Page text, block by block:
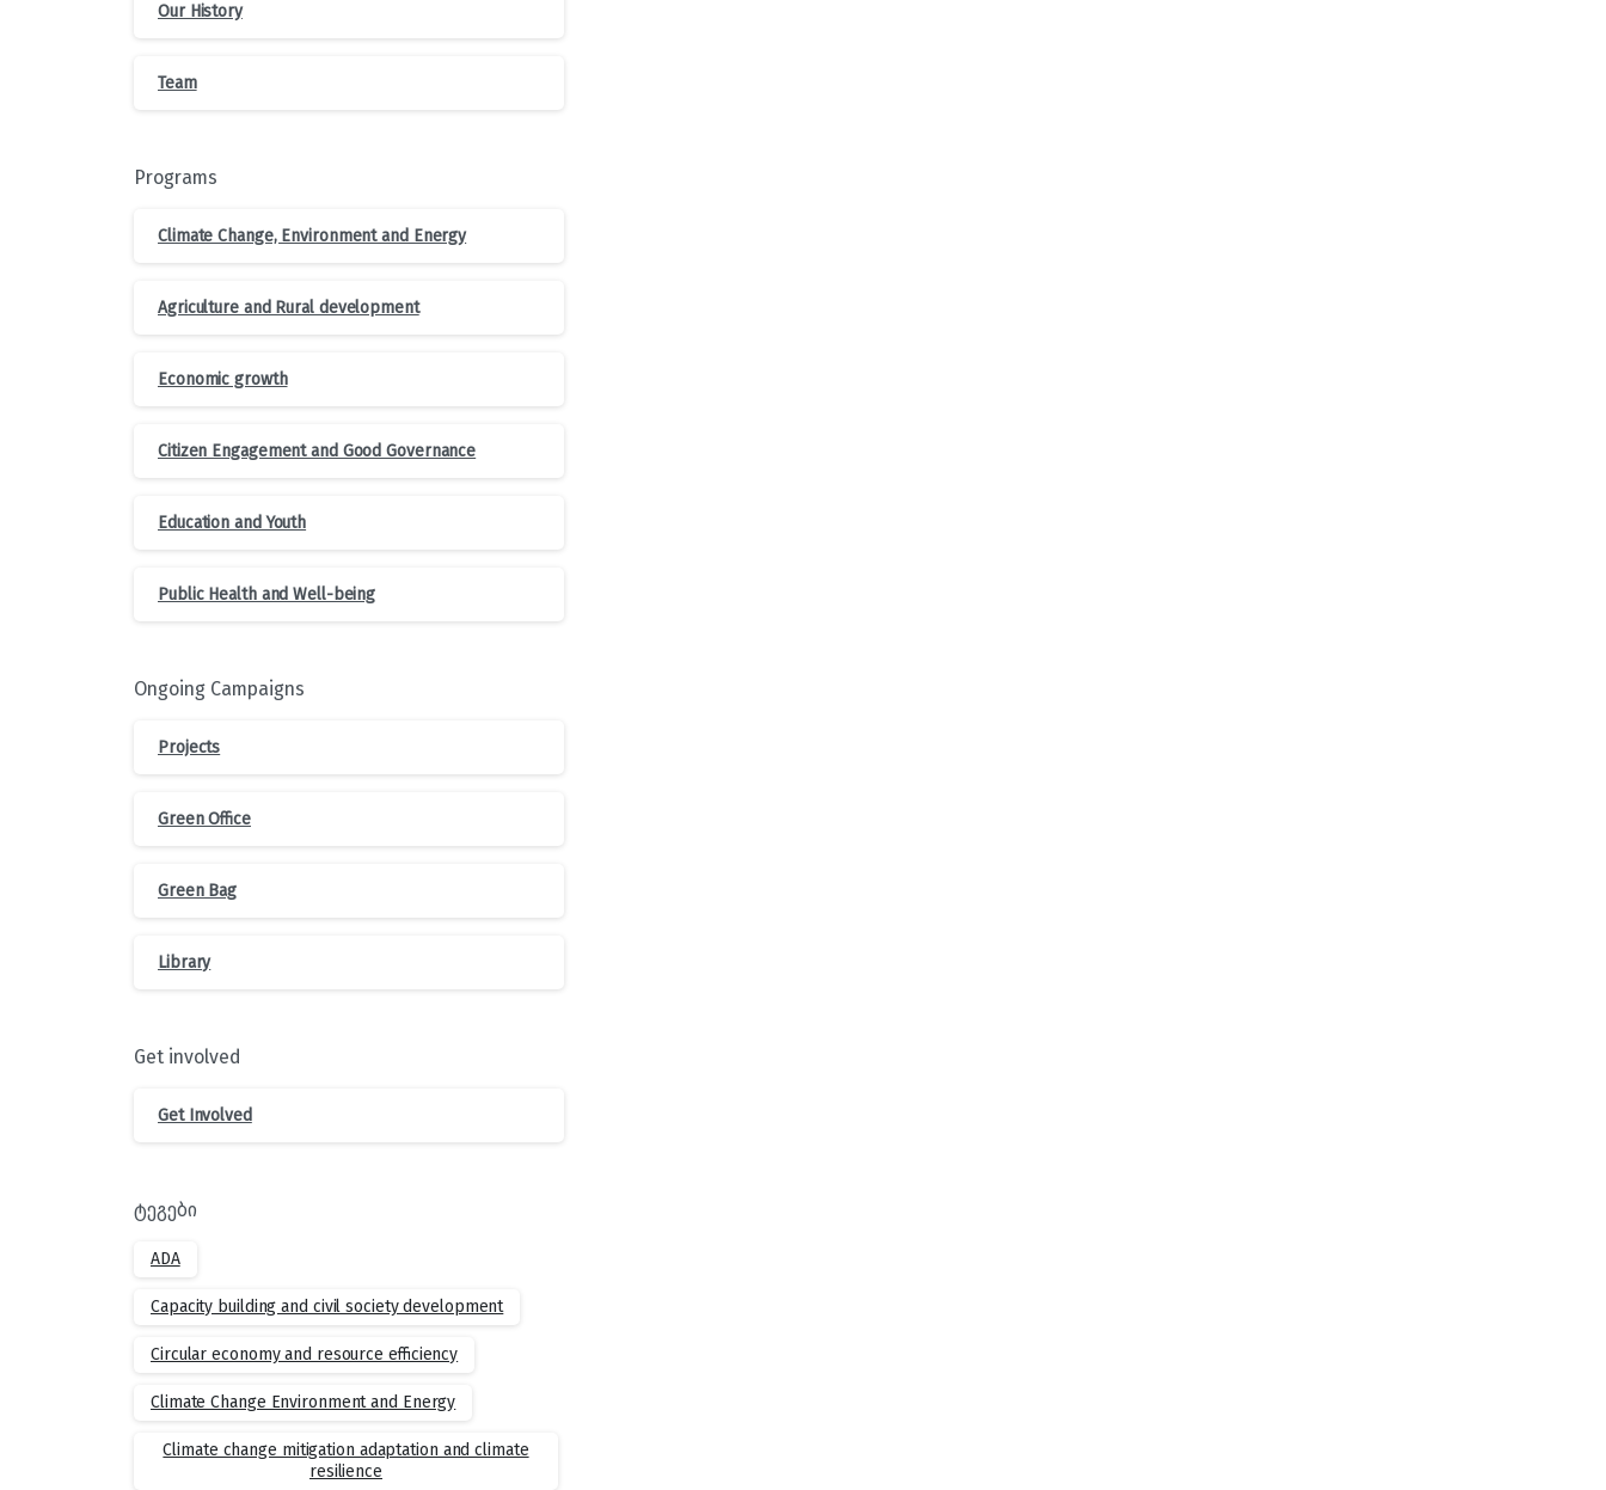
Our History
Team
Programs
Climate Change, Environment and Energy
Agriculture and Rural development
Economic growth
Citizen Engagement and Good Governance
Education and Youth
Public Health and Well-being
Ongoing Campaigns
Projects
Green Office
Green Bag
Library
Get involved
Get Involved
ტეგები
ADA
Capacity building and civil society development
Circular economy and resource efficiency
Climate Change Environment and Energy
Climate change mitigation adaptation and climate
resilience